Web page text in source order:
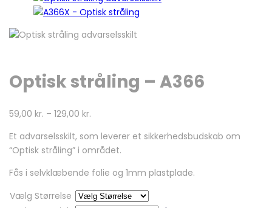
Optisk stråling – A366
59,00 kr. – 129,00 kr.
Et advarselsskilt, som leverer et sikkerhedsbudskab om
“Optisk stråling” i området.
Fås i selvklæbende folie og 1mm plastplade.
Vælg Størrelse